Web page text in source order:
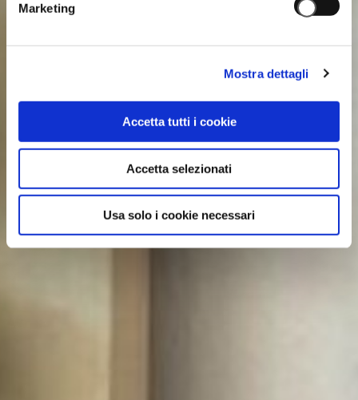
Marketing
Mostra dettagli
Accetta tutti i cookie
Accetta selezionati
Usa solo i cookie necessari